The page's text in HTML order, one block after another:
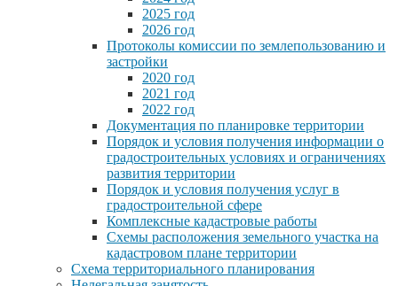
2025 год
2026 год
Протоколы комиссии по землепользованию и
застройки
2020 год
2021 год
2022 год
Документация по планировке территории
Порядок и условия получения информации о
градостроительных условиях и ограничениях
развития территории
Порядок и условия получения услуг в
градостроительной сфере
Комплексные кадастровые работы
Схемы расположения земельного участка на
кадастровом плане территории
Схема территориального планирования